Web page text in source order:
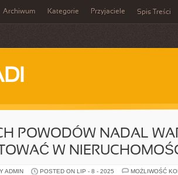
Archiwum Kategorie Przyjaciele Spis Treści
POWODÓW NADAL
W
ADMIN POSTED ON LIP - 8 - 2025
MOŻLIWOŚĆ